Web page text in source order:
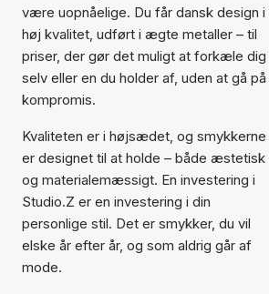
være uopnåelige. Du får dansk design i
høj kvalitet, udført i ægte metaller – til
priser, der gør det muligt at forkæle dig
selv eller en du holder af, uden at gå på
kompromis.
Kvaliteten er i højsædet, og smykkerne
er designet til at holde – både æstetisk
og materialemæssigt. En investering i
Studio.Z er en investering i din
personlige stil. Det er smykker, du vil
elske år efter år, og som aldrig går af
mode.